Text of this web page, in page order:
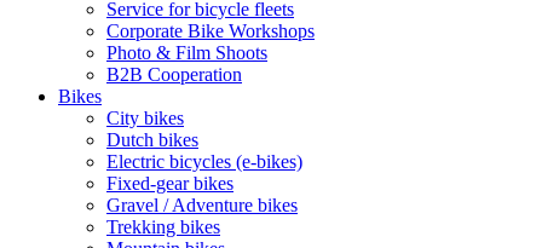
Service for bicycle fleets
Corporate Bike Workshops
Photo & Film Shoots
B2B Cooperation
Bikes
City bikes
Dutch bikes
Electric bicycles (e-bikes)
Fixed-gear bikes
Gravel / Adventure bikes
Trekking bikes